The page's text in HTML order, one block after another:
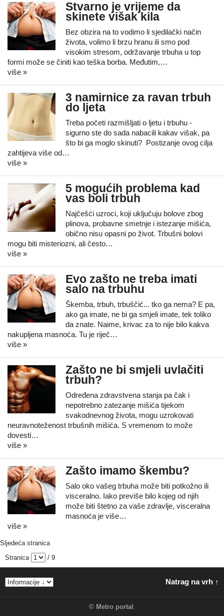
Stvarno je vrijeme da
skinete višak kila
Bez obzira na to vodimo li sjedilački način
života, volimo li brzu hranu ili smo pod
visokim stresom, održavanje trbuha u top
formi može se činiti kao teška borba. Međutim,…
više »
3 namirnice za ravan trbuh
do ljeta
Treba početi razmišljati o ljetu i trbuhu -
sigurno ste do sada nabacili kakav višak, pa
što bi ga moglo skinuti? Postizanje ovog cilja
zahtijeva više od…
više »
5 mogućih problema kad
vas boli trbuh
Najčešći uzroci, koji uključuju bolove zbog
plinova, probavne smetnje i istezanje mišića,
obično nisu opasni po život. Trbušni bolovi
mogu biti misteriozni, ali često…
više »
Evo zašto ne treba imati
salo na trbuhu
Škemba, trbuh, trbuščić... tko ga nema? E pa,
ako ga imate, ne bi ga smjeli imate, tek toliko
da znate. Naime, krivac za to nije bilo kakva
nakupljena masnoća. Tu je riječ…
više »
Zašto ne bi smjeli uvlačiti
trbuh?
Određena zdravstvena stanja pa čak i
nepotrebno zatezanje mišića tijekom
svakodnevnog života, mogu uzrokovati
neuravnoteženost trbušnih mišića. S vremenom to može
dovesti…
više »
Zašto imamo škembu?
Salo oko vašeg trbuha može biti potkožno ili
visceralno. Iako previše bilo kojeg od njih
može biti štetno za vaše zdravlje, visceralna
masnoća je više…
više »
Sljedeća stranica
Stranica
/ 9
Natrag na vrh ↑
© Metro portal .